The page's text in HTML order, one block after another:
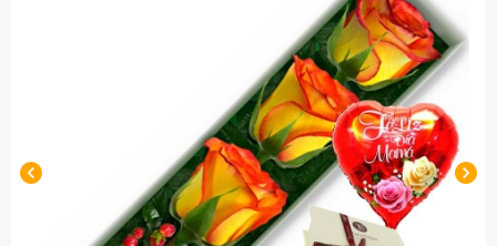
chevron_left chevron_right